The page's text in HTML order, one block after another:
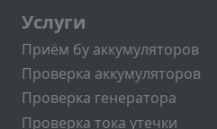
Услуги
Приём бу аккумуляторов
Проверка аккумуляторов
Проверка генератора
Проверка тока утечки